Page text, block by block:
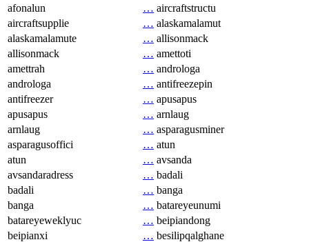
afonalun
… aircraftstructu
aircraftsupplie
… alaskamalamut
alaskamalamute
… allisonmack
allisonmack
… amettoti
amettrah
… androloga
androloga
… antifreezepin
antifreezer
… apusapus
apusapus
… arnlaug
arnlaug
… asparagusminer
asparagusoffici
… atun
atun
… avsanda
avsandaradress
… badali
badali
… banga
banga
… batareyeunumi
batareyeweklyuc
… beipiandong
beipianxi
… besilipqalghane